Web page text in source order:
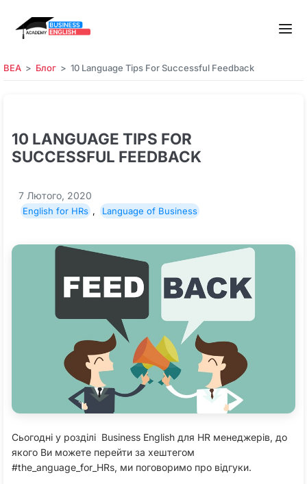
BEA Блог 10 Language Tips For Successful Feedback
10 LANGUAGE TIPS FOR
SUCCESSFUL FEEDBACK
7 Лютого, 2020
English for HRs , Language of Business
Сьогодні у розділі Business English для HR менеджерів, до
якого Ви можете перейти за хештегом
#the_anguage_for_HRs, ми поговоримо про відгуки.